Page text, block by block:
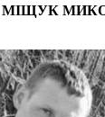
МІЩУК